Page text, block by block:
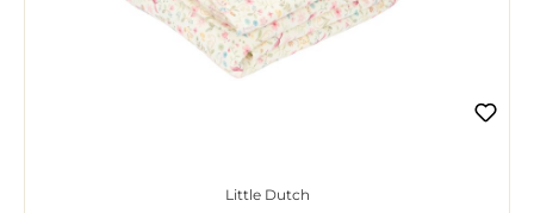
Little Dutch